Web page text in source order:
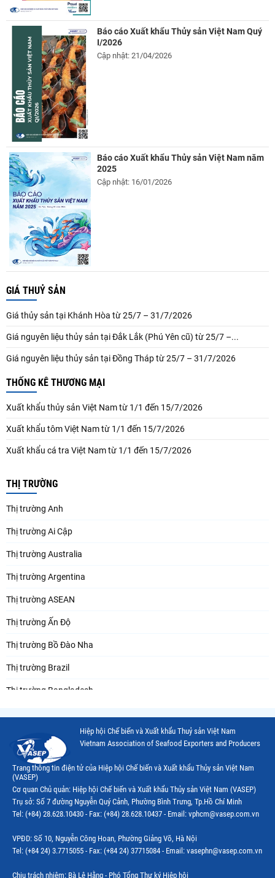
Báo cáo Xuất khẩu Thủy sản Việt Nam Quý
I/2026
Cập nhật: 21/04/2026
Báo cáo Xuất khẩu Thủy sản Việt Nam năm
2025
Cập nhật: 16/01/2026
GIÁ THUỶ SẢN
Giá thủy sản tại Khánh Hòa từ 25/7 – 31/7/2026
Giá nguyên liệu thủy sản tại Đắk Lắk (Phú Yên cũ) từ 25/7 –...
Giá nguyên liệu thủy sản tại Đồng Tháp từ 25/7 – 31/7/2026
THỐNG KÊ THƯƠNG MẠI
Xuất khẩu thủy sản Việt Nam từ 1/1 đến 15/7/2026
Xuất khẩu tôm Việt Nam từ 1/1 đến 15/7/2026
Xuất khẩu cá tra Việt Nam từ 1/1 đến 15/7/2026
THỊ TRƯỜNG
Thị trường Anh
Thị trường Ai Cập
Thị trường Australia
Thị trường Argentina
Thị trường ASEAN
Thị trường Ấn Độ
Thị trường Bồ Đào Nha
Thị trường Brazil
Thị trường Bangladesh
Thị trường Canada
Thị trường Ecuador
Thị trường EU
Thị trường Indonesia
Thị trường Mỹ
Thị trường Nga
Hiệp hội Chế biến và Xuất khẩu Thuỷ sản Việt Nam
Vietnam Association of Seafood Exporters and Producers
Trang thông tin điện tử của Hiệp hội Chế biến và Xuất khẩu Thủy sản Việt Nam
(VASEP)
Cơ quan Chủ quản: Hiệp hội Chế biến và Xuất khẩu Thủy sản Việt Nam (VASEP)
Trụ sở: Số 7 đường Nguyễn Quý Cảnh, Phường Bình Trưng, Tp.Hồ Chí Minh
Tel: (+84) 28.628.10430 - Fax: (+84) 28.628.10437 - Email: vphcm@vasep.com.vn
VPĐD: Số 10, Nguyễn Công Hoan, Phường Giảng Võ, Hà Nội
Tel: (+84 24) 3.7715055 - Fax: (+84 24) 37715084 - Email: vasephn@vasep.com.vn
Chịu trách nhiệm: Bà Lê Hằng - Phó Tổng Thư ký Hiệp hội